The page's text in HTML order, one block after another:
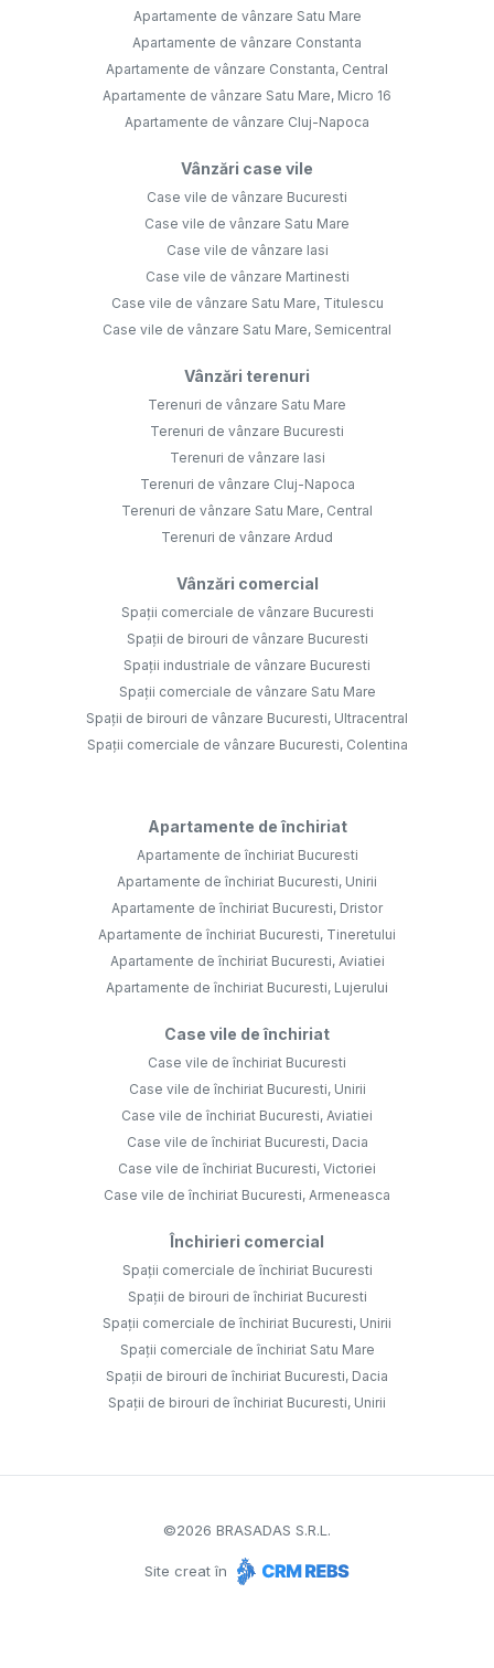
Apartamente de vânzare Satu Mare
Apartamente de vânzare Constanta
Apartamente de vânzare Constanta, Central
Apartamente de vânzare Satu Mare, Micro 16
Apartamente de vânzare Cluj-Napoca
Vânzări case vile
Case vile de vânzare Bucuresti
Case vile de vânzare Satu Mare
Case vile de vânzare Iasi
Case vile de vânzare Martinesti
Case vile de vânzare Satu Mare, Titulescu
Case vile de vânzare Satu Mare, Semicentral
Vânzări terenuri
Terenuri de vânzare Satu Mare
Terenuri de vânzare Bucuresti
Terenuri de vânzare Iasi
Terenuri de vânzare Cluj-Napoca
Terenuri de vânzare Satu Mare, Central
Terenuri de vânzare Ardud
Vânzări comercial
Spații comerciale de vânzare Bucuresti
Spații de birouri de vânzare Bucuresti
Spații industriale de vânzare Bucuresti
Spații comerciale de vânzare Satu Mare
Spații de birouri de vânzare Bucuresti, Ultracentral
Spații comerciale de vânzare Bucuresti, Colentina
Apartamente de închiriat
Apartamente de închiriat Bucuresti
Apartamente de închiriat Bucuresti, Unirii
Apartamente de închiriat Bucuresti, Dristor
Apartamente de închiriat Bucuresti, Tineretului
Apartamente de închiriat Bucuresti, Aviatiei
Apartamente de închiriat Bucuresti, Lujerului
Case vile de închiriat
Case vile de închiriat Bucuresti
Case vile de închiriat Bucuresti, Unirii
Case vile de închiriat Bucuresti, Aviatiei
Case vile de închiriat Bucuresti, Dacia
Case vile de închiriat Bucuresti, Victoriei
Case vile de închiriat Bucuresti, Armeneasca
Închirieri comercial
Spații comerciale de închiriat Bucuresti
Spații de birouri de închiriat Bucuresti
Spații comerciale de închiriat Bucuresti, Unirii
Spații comerciale de închiriat Satu Mare
Spații de birouri de închiriat Bucuresti, Dacia
Spații de birouri de închiriat Bucuresti, Unirii
©2026 BRASADAS S.R.L.
Site creat în